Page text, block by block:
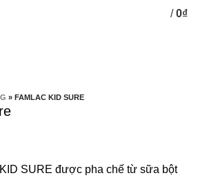
/ 0₫
» FAMLAC KID SURE
SURE được pha chế từ sữa bột